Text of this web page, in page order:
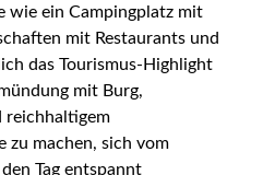
wie ein Campingplatz mit
mit Restaurants und
das Tourismus-Highlight
mit Burg,
reichhaltigem
zu machen, sich vom
Tag entspannt